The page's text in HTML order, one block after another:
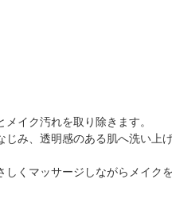
イク汚れを取り除きます。
み、透明感のある肌へ洗い上げ
くマッサージしながらメイクを